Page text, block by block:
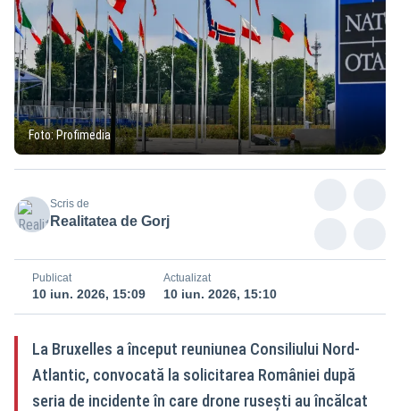
Foto: Profimedia
Scris de
Realitatea de Gorj
Publicat
10 iun. 2026, 15:09
Actualizat
10 iun. 2026, 15:10
La Bruxelles a început reuniunea Consiliului Nord-
Atlantic, convocată la solicitarea României după
seria de incidente în care drone rusești au încălcat